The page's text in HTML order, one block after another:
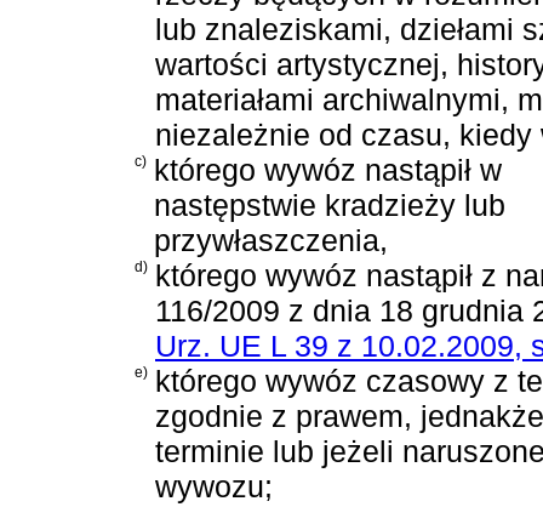
lub znaleziskami, dziełami
wartości artystycznej,
materiałami archiwalnymi,
niezależnie od czasu, kiedy
c) którego wywóz nastąpił w
następstwie kradzieży lub
przywłaszczenia,
d) którego wywóz nastąpił z
116/2009 z dnia 18 grudnia
Urz. UE L 39 z 10.02.2009,
e) którego wywóz czasowy z
zgodnie z prawem,
terminie lub jeżeli
wywozu;